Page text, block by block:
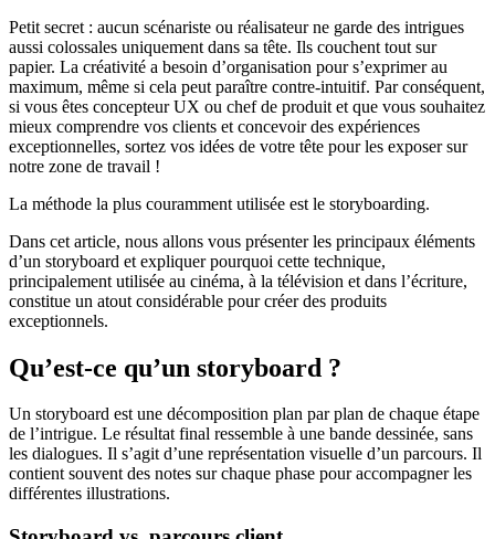
Petit secret : aucun scénariste ou réalisateur ne garde des intrigues
aussi colossales uniquement dans sa tête. Ils couchent tout sur
papier. La créativité a besoin d’organisation pour s’exprimer au
maximum, même si cela peut paraître contre-intuitif. Par conséquent,
si vous êtes concepteur UX ou chef de produit et que vous souhaitez
mieux comprendre vos clients et concevoir des expériences
exceptionnelles, sortez vos idées de votre tête pour les exposer sur
notre zone de travail !
La méthode la plus couramment utilisée est le storyboarding.
Dans cet article, nous allons vous présenter les principaux éléments
d’un storyboard et expliquer pourquoi cette technique,
principalement utilisée au cinéma, à la télévision et dans l’écriture,
constitue un atout considérable pour créer des produits
exceptionnels.
Qu’est-ce qu’un storyboard ?
Un storyboard est une décomposition plan par plan de chaque étape
de l’intrigue. Le résultat final ressemble à une bande dessinée, sans
les dialogues. Il s’agit d’une représentation visuelle d’un parcours. Il
contient souvent des notes sur chaque phase pour accompagner les
différentes illustrations.